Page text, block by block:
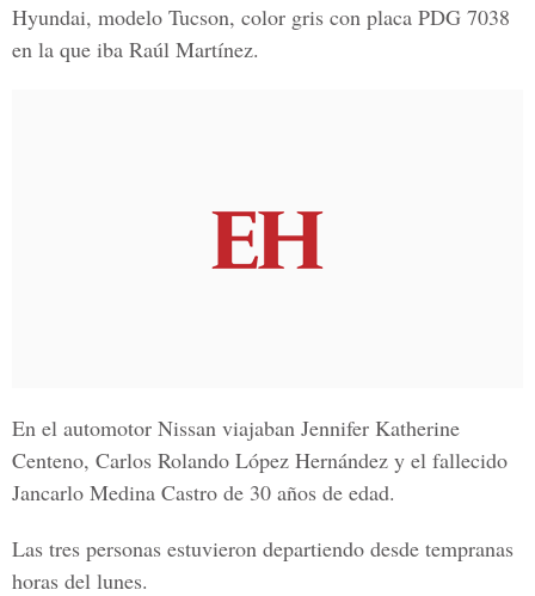
Hyundai, modelo Tucson, color gris con placa PDG 7038
en la que iba Raúl Martínez.
En el automotor Nissan viajaban Jennifer Katherine
Centeno, Carlos Rolando López Hernández y el fallecido
Jancarlo Medina Castro de 30 años de edad.
Las tres personas estuvieron departiendo desde tempranas
horas del lunes.